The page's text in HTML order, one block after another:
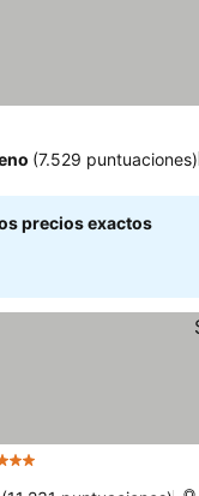
(7.529 puntuaciones)
precios exactos
Estrellas